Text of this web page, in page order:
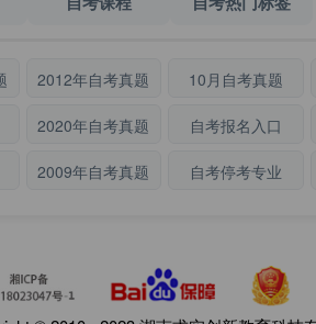
2012年自考真题 10月自考真题
2020年自考真题 自考报名入口
2009年自考真题 自考停考专业